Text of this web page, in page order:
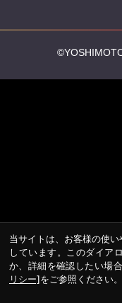
当サイトは、お客様の使
しています。このダイア
か、詳細を確認したい場合
リシー]をご参照ください。